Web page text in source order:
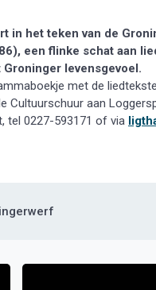
in het teken van de
een flinke schat aan
levensgevoel.
met de
aan
tel 0227-593171 of via